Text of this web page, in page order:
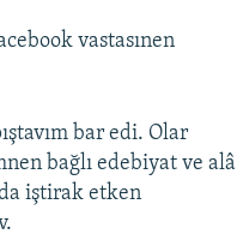
vastasınen
bar edi. Olar
bağlı edebiyat ve alâ
iştirak etken